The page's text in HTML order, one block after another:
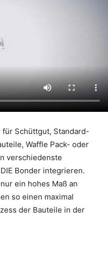
Schüttgut, Standard-
Waffle Pack- oder
verschiedenste
Bonder integrieren.
ein hohes Maß an
so einen maximal
der Bauteile in der